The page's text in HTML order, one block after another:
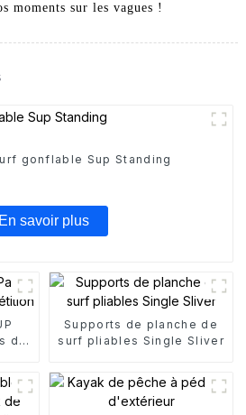
moments sur les vagues !
gonflable Sup Standing
En savoir plus
de
Supports de planche de
surf pliables Single Sliver